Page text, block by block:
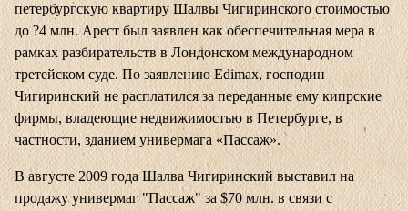
петербургскую квартиру Шалвы Чигиринского стоимостью
до ?4 млн. Арест был заявлен как обеспечительная мера в
рамках разбирательств в Лондонском международном
третейском суде. По заявлению Edimax, господин
Чигиринский не расплатился за переданные ему кипрские
фирмы, владеющие недвижимостью в Петербурге, в
частности, зданием универмага «Пассаж».
В августе 2009 года Шалва Чигиринский выставил на
продажу универмаг "Пассаж" за $70 млн. в связи с